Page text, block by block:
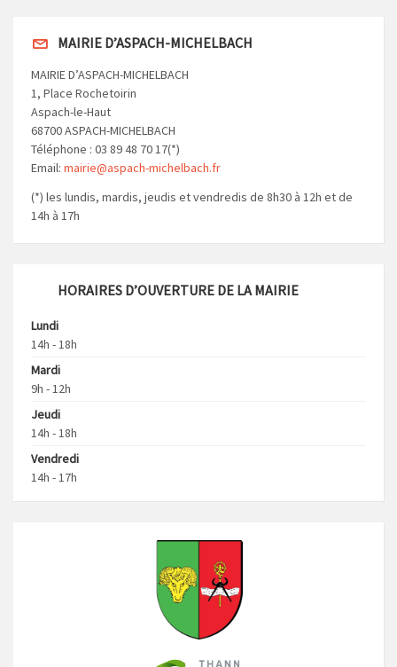
MAIRIE D’ASPACH-MICHELBACH
MAIRIE D’ASPACH-MICHELBACH
1, Place Rochetoirin
Aspach-le-Haut
68700 ASPACH-MICHELBACH
Téléphone : 03 89 48 70 17(*)
Email: mairie@aspach-michelbach.fr
(*) les lundis, mardis, jeudis et vendredis de 8h30 à 12h et de
14h à 17h
HORAIRES D’OUVERTURE DE LA MAIRIE
Lundi
14h - 18h
Mardi
9h - 12h
Jeudi
14h - 18h
Vendredi
14h - 17h